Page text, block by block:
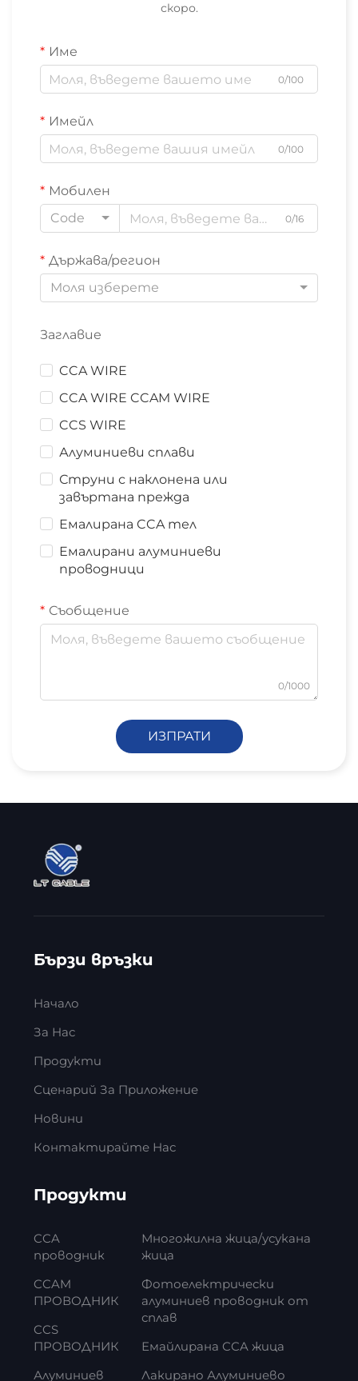
скоро.
Име
0/100
Имейл
0/100
Мобилен
Code
0/16
Държава/регион
Моля изберете
Заглавие
CCA WIRE
CCA WIRE CCAM WIRE
CCS WIRE
Алуминиеви сплави
Струни с наклонена или
завъртана прежда
Емалирана CCA тел
Емалирани алуминиеви
проводници
Съобщение
0/1000
ИЗПРАТИ
Бързи връзки
Начало
За Нас
Продукти
Сценарий За Приложение
Новини
Контактирайте Нас
Продукти
CCA
проводник
CCAM
ПРОВОДНИК
CCS
ПРОВОДНИК
Алуминиев
Многожилна жица/усукана
жица
Фотоелектрически
алуминиев проводник от
сплав
Емайлирана CCA жица
Лакирано Алуминиево